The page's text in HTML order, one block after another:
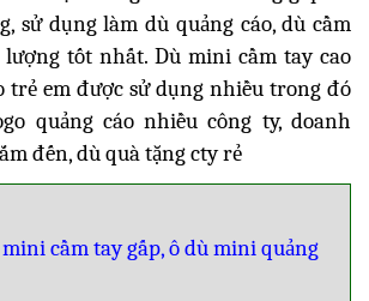
sử dụng làm dù quảng cáo, dù cầm
tốt nhất. Dù mini cầm tay cao
trẻ em được sử dụng nhiều trong đó
quảng cáo nhiều công ty, doanh
đến, dù quà tặng cty rẻ
mini cầm tay gấp, ô dù mini quảng